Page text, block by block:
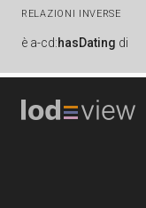
RELAZIONI INVERSE
è a-cd:hasDating di